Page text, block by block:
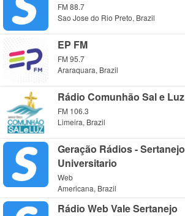
FM 88.7
Sao Jose do Rio Preto, Brazil
EP FM
FM 95.7
Araraquara, Brazil
Rádio Comunhão Sal e Luz
FM 106.3
Limeira, Brazil
Geração Rádios - Sertanejo
Universitario
Web
Americana, Brazil
Rádio Web Vale Sertanejo